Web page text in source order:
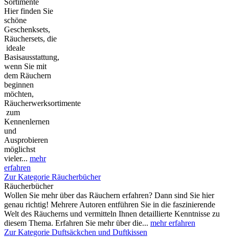
Sortimente
Hier finden Sie
schöne
Geschenksets,
Räuchersets, die
ideale
Basisausstattung,
wenn Sie mit
dem Räuchern
beginnen
möchten,
Räucherwerksortimente
zum
Kennenlernen
und
Ausprobieren
möglichst
vieler... mehr
erfahren
Zur Kategorie Räucherbücher
Räucherbücher
Wollen Sie mehr über das Räuchern erfahren? Dann sind Sie hier
genau richtig! Mehrere Autoren entführen Sie in die faszinierende
Welt des Räucherns und vermitteln Ihnen detaillierte Kenntnisse zu
diesem Thema. Erfahren Sie mehr über die... mehr erfahren
Zur Kategorie Duftsäckchen und Duftkissen